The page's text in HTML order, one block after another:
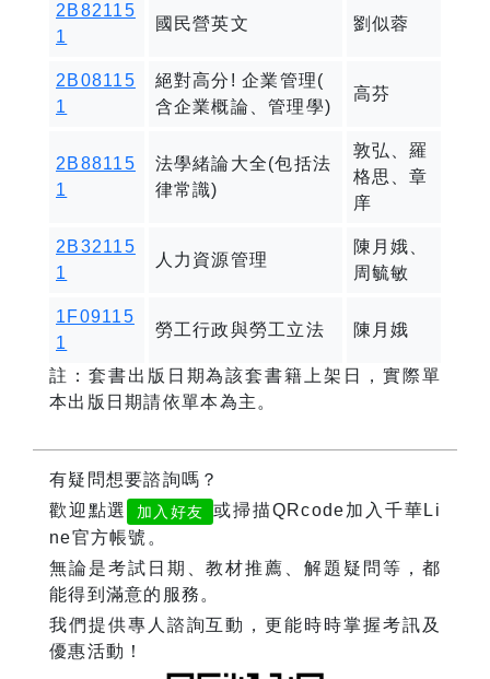
2B82115
1
國民營英文 劉似蓉
2B08115
1
絕對高分! 企業管理(
含企業概論、管理學)
高芬
2B88115
1
法學緒論大全(包括法
律常識)
敦弘、羅
格思、章
庠
2B32115
1
人力資源管理
陳月娥、
周毓敏
1F09115
1
勞工行政與勞工立法 陳月娥
註：套書出版日期為該套書籍上架日，實際單
本出版日期請依單本為主。
有疑問想要諮詢嗎？
歡迎點選
加入好友
或掃描QRcode加入千華Li
ne官方帳號。
無論是考試日期、教材推薦、解題疑問等，都
能得到滿意的服務。
我們提供專人諮詢互動，更能時時掌握考訊及
優惠活動！